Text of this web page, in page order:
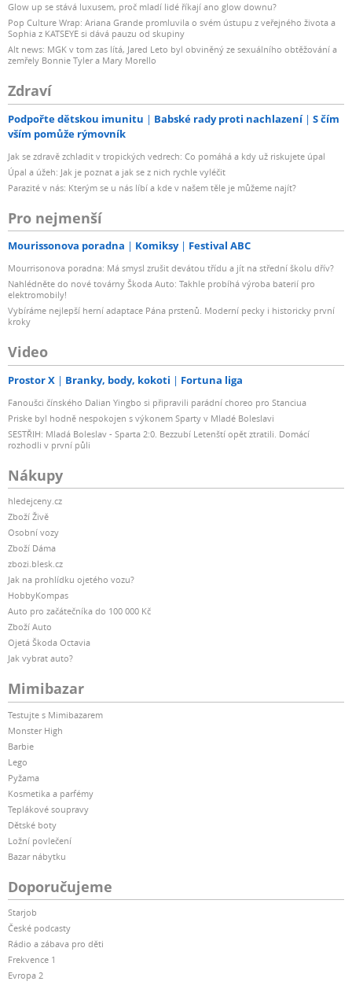
Glow up se stává luxusem, proč mladí lidé říkají ano glow downu?
Pop Culture Wrap: Ariana Grande promluvila o svém ústupu z veřejného života a
Sophia z KATSEYE si dává pauzu od skupiny
Alt news: MGK v tom zas lítá, Jared Leto byl obviněný ze sexuálního obtěžování a
zemřely Bonnie Tyler a Mary Morello
Zdraví
Podpořte dětskou imunitu Babské rady proti nachlazení
S čím
vším pomůže rýmovník
Jak se zdravě zchladit v tropických vedrech: Co pomáhá a kdy už riskujete úpal
Úpal a úžeh: Jak je poznat a jak se z nich rychle vyléčit
Parazité v nás: Kterým se u nás líbí a kde v našem těle je můžeme najít?
Pro nejmenší
Mourissonova poradna Komiksy Festival ABC
Mourrisonova poradna: Má smysl zrušit devátou třídu a jít na střední školu dřív?
Nahlédněte do nové továrny Škoda Auto: Takhle probíhá výroba baterií pro
elektromobily!
Vybíráme nejlepší herní adaptace Pána prstenů. Moderní pecky i historicky první
kroky
Video
Prostor X Branky, body, kokoti Fortuna liga
Fanoušci čínského Dalian Yingbo si připravili parádní choreo pro Stanciua
Priske byl hodně nespokojen s výkonem Sparty v Mladé Boleslavi
SESTŘIH: Mladá Boleslav - Sparta 2:0. Bezzubí Letenští opět ztratili. Domácí
rozhodli v první půli
Nákupy
hledejceny.cz
Zboží Živě
Osobní vozy
Zboží Dáma
zbozi.blesk.cz
Jak na prohlídku ojetého vozu?
HobbyKompas
Auto pro začátečníka do 100 000 Kč
Zboží Auto
Ojetá Škoda Octavia
Jak vybrat auto?
Mimibazar
Testujte s Mimibazarem
Monster High
Barbie
Lego
Pyžama
Kosmetika a parfémy
Teplákové soupravy
Dětské boty
Ložní povlečení
Bazar nábytku
Doporučujeme
Starjob
České podcasty
Rádio a zábava pro děti
Frekvence 1
Evropa 2